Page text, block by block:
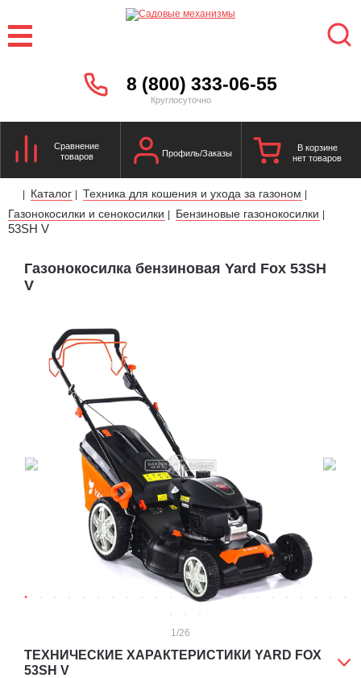
8 (800) 333-06-55
Круглосуточно
Сравнение
товаров
Профиль/Заказы
В корзине
нет товаров
| Каталог | Техника для кошения и ухода за газоном |
Газонокосилки и сенокосилки | Бензиновые газонокосилки |
53SH V
Газонокосилка бензиновая Yard Fox 53SH
V
1 /26
ТЕХНИЧЕСКИЕ ХАРАКТЕРИСТИКИ YARD FOX
53SH V